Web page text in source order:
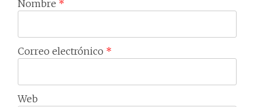
Nombre *
Correo electrónico *
Web